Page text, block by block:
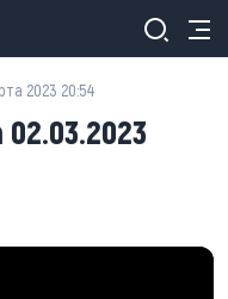
2023 20:54